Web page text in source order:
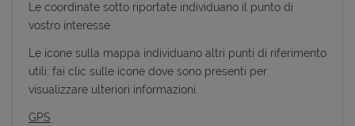
Le coordinate sotto riportate individuano il punto di
vostro interesse
Le icone sulla mappa individuano altri punti di riferimento
utili: fai clic sulle icone dove sono presenti per
visualizzare ulteriori informazioni.
GPS